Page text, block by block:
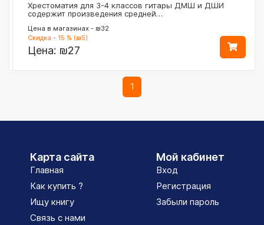
Хрестоматия для 3-4 классов гитары ДМШ и ДШИ
содержит произведения средней…
Цена в магазинах - ₪32
Скидка - 15 % (₪5)
Цена: ₪27
1
Карта сайта
Главная
Как купить ?
Ищу книгу
Связь с нами
Мой кабинет
Вход
Регистрация
Забыли пароль